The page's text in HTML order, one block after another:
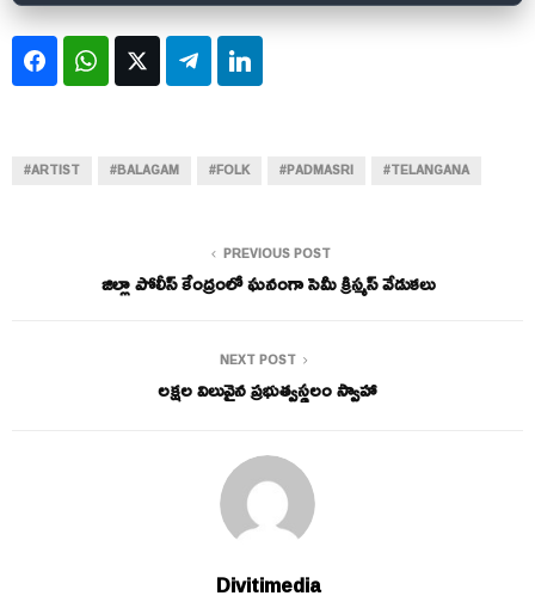
FacebookWhatsApp
Twitter Telegram
#ARTIST #BALAGAM #FOLK #PADMASRI #TELANGANA
PREVIOUS POST
జిల్లా పోలీస్ కేంద్రంలో ఘనంగా సెమీ క్రిస్మస్ వేడుకలు
NEXT POST
లక్షల విలువైన ప్రభుత్వస్థలం స్వాహా
Divitimedia